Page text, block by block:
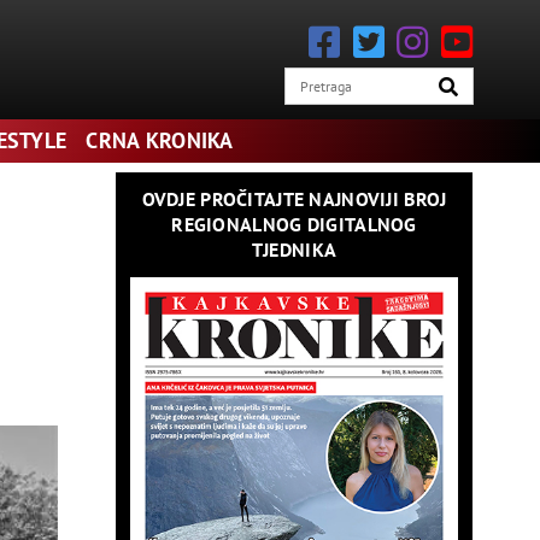
rastuća, pokazujući želju internetskih stranica da zauzmu
možete dobiti je 300 bodova.
CRNA KRONIKA
OVDJE PROČITAJTE NAJNOVIJI BROJ
REGIONALNOG DIGITALNOG
TJEDNIKA